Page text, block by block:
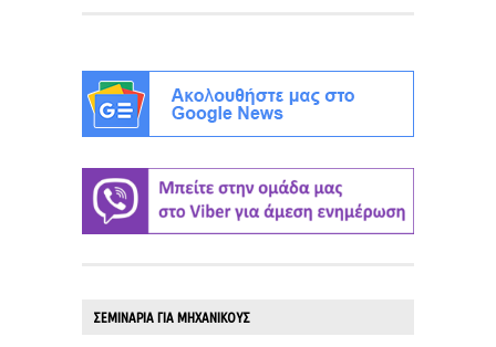
ΣΕΜΙΝΑΡΙΑ ΓΙΑ ΜΗΧΑΝΙΚΟΥΣ